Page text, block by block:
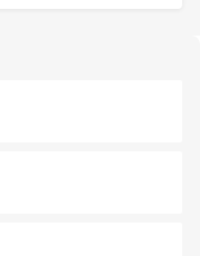
しめる外せないスポット